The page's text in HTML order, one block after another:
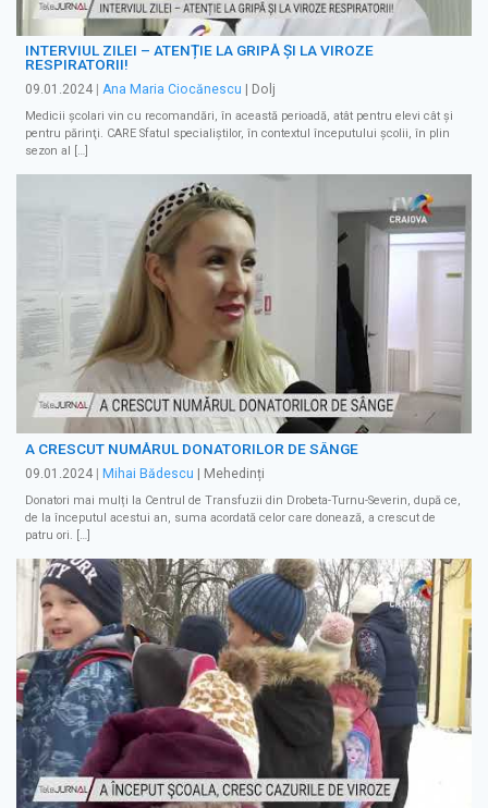
INTERVIUL ZILEI – ATENȚIE LA GRIPĂ ȘI LA VIROZE
RESPIRATORII!
09.01.2024 Ana Maria Ciocănescu | Dolj
Medicii şcolari vin cu recomandări, în această perioadă, atât pentru elevi cât şi
pentru părinţi. CARE Sfatul specialiştilor, în contextul începutului şcolii, în plin
sezon al […]
A CRESCUT NUMĂRUL DONATORILOR DE SÂNGE
09.01.2024 Mihai Bădescu | Mehedinți
Donatori mai mulți la Centrul de Transfuzii din Drobeta-Turnu-Severin, după ce,
de la începutul acestui an, suma acordată celor care donează, a crescut de
patru ori. […]